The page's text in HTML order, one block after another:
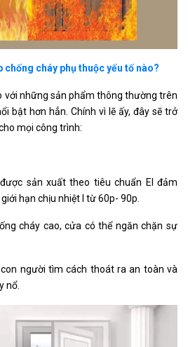
chống cháy phụ thuộc yếu tố nào?
với những sản phẩm thông thường trên
bật hơn hẳn. Chính vì lẽ ấy, đây sẽ trở
mọi công trình:
sản xuất theo tiêu chuẩn EI đảm
hạn chịu nhiệt I từ 60p- 90p.
cháy cao, cửa có thể ngăn chặn sự
người tìm cách thoát ra an toàn và
nổ.